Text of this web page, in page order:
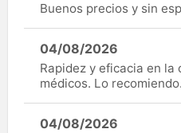
Buenos precios y sin
04/08/2026
Rapidez y eficacia en la
médicos. Lo recomiendo.
04/08/2026